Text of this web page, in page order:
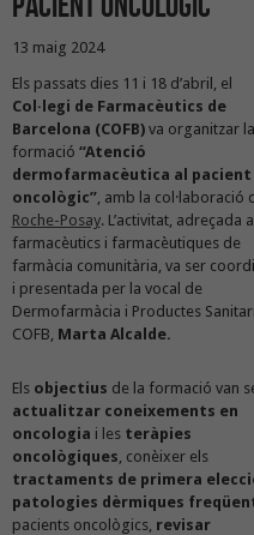
13 maig 2024
Els passats dies 11 i 18 d’abril, el
Col·legi de Farmacèutics de
Barcelona (COFB) va organitzar la
formació “Atenció
dermofarmacèutica al pacient
oncològic”, amb la col·laboració
Roche-Posay. L’activitat, adreçada a
farmacèutics i farmacèutiques de
farmàcia comunitària, va ser
i presentada per la vocal de
Dermofarmàcia i Productes
COFB, Marta Alcalde.
Els objectius de la formació van
actualitzar coneixements en
oncologia i les teràpies
oncològiques , conèixer els
tractaments de primera
patologies dèrmiques
pacients oncològics, revisar